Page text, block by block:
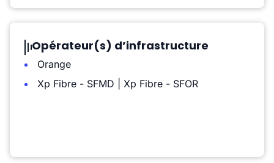
Opérateur(s) d’infrastructure
Orange
Xp Fibre - SFMD | Xp Fibre - SFOR